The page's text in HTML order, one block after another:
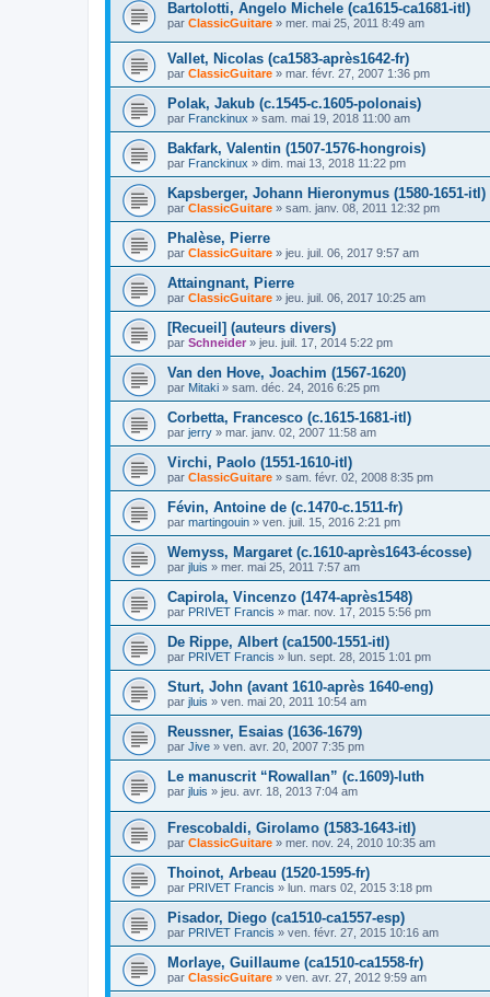
Bartolotti, Angelo Michele (ca1615-ca1681-itl)
par ClassicGuitare » mer. mai 25, 2011 8:49 am
Vallet, Nicolas (ca1583-après1642-fr)
par ClassicGuitare » mar. févr. 27, 2007 1:36 pm
Polak, Jakub (c.1545-c.1605-polonais)
par Franckinux » sam. mai 19, 2018 11:00 am
Bakfark, Valentin (1507-1576-hongrois)
par Franckinux » dim. mai 13, 2018 11:22 pm
Kapsberger, Johann Hieronymus (1580-1651-itl)
par ClassicGuitare » sam. janv. 08, 2011 12:32 pm
Phalèse, Pierre
par ClassicGuitare » jeu. juil. 06, 2017 9:57 am
Attaingnant, Pierre
par ClassicGuitare » jeu. juil. 06, 2017 10:25 am
[Recueil] (auteurs divers)
par Schneider » jeu. juil. 17, 2014 5:22 pm
Van den Hove, Joachim (1567-1620)
par Mitaki » sam. déc. 24, 2016 6:25 pm
Corbetta, Francesco (c.1615-1681-itl)
par jerry » mar. janv. 02, 2007 11:58 am
Virchi, Paolo (1551-1610-itl)
par ClassicGuitare » sam. févr. 02, 2008 8:35 pm
Févin, Antoine de (c.1470-c.1511-fr)
par martingouin » ven. juil. 15, 2016 2:21 pm
Wemyss, Margaret (c.1610-après1643-écosse)
par jluis » mer. mai 25, 2011 7:57 am
Capirola, Vincenzo (1474-après1548)
par PRIVET Francis » mar. nov. 17, 2015 5:56 pm
De Rippe, Albert (ca1500-1551-itl)
par PRIVET Francis » lun. sept. 28, 2015 1:01 pm
Sturt, John (avant 1610-après 1640-eng)
par jluis » ven. mai 20, 2011 10:54 am
Reussner, Esaias (1636-1679)
par Jive » ven. avr. 20, 2007 7:35 pm
Le manuscrit “Rowallan” (c.1609)-luth
par jluis » jeu. avr. 18, 2013 7:04 am
Frescobaldi, Girolamo (1583-1643-itl)
par ClassicGuitare » mer. nov. 24, 2010 10:35 am
Thoinot, Arbeau (1520-1595-fr)
par PRIVET Francis » lun. mars 02, 2015 3:18 pm
Pisador, Diego (ca1510-ca1557-esp)
par PRIVET Francis » ven. févr. 27, 2015 10:16 am
Morlaye, Guillaume (ca1510-ca1558-fr)
par ClassicGuitare » ven. avr. 27, 2012 9:59 am